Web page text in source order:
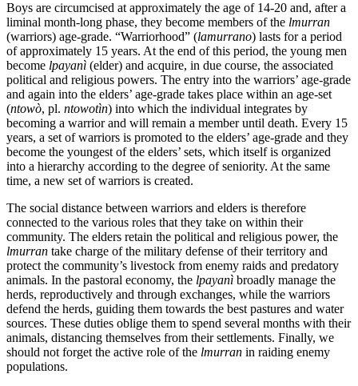
Boys are circumcised at approximately the age of 14-20 and, after a
liminal month-long phase, they become members of the lmurran
(warriors) age-grade. “Warriorhood” (lamurrano) lasts for a period
of approximately 15 years. At the end of this period, the young men
become lpayanì (elder) and acquire, in due course, the associated
political and religious powers. The entry into the warriors’ age-grade
and again into the elders’ age-grade takes place within an age-set
(ntowò, pl. ntowotìn) into which the individual integrates by
becoming a warrior and will remain a member until death. Every 15
years, a set of warriors is promoted to the elders’ age-grade and they
become the youngest of the elders’ sets, which itself is organized
into a hierarchy according to the degree of seniority. At the same
time, a new set of warriors is created.
The social distance between warriors and elders is therefore
connected to the various roles that they take on within their
community. The elders retain the political and religious power, the
lmurran take charge of the military defense of their territory and
protect the community’s livestock from enemy raids and predatory
animals. In the pastoral economy, the lpayanì broadly manage the
herds, reproductively and through exchanges, while the warriors
defend the herds, guiding them towards the best pastures and water
sources. These duties oblige them to spend several months with their
animals, distancing themselves from their settlements. Finally, we
should not forget the active role of the lmurran in raiding enemy
populations.